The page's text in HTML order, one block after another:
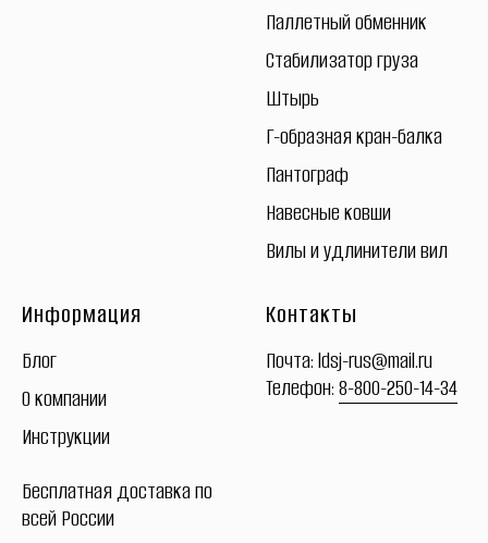
Паллетный обменник
Стабилизатор груза
Штырь
Г-образная кран-балка
Пантограф
Навесные ковши
Вилы и удлинители вил
Информация
Блог
О компании
Инструкции
Бесплатнаядоставкапо
всей России
Контакты
Почта:ldsj-rus@mail.ru
Телефон:8-800-250-14-34